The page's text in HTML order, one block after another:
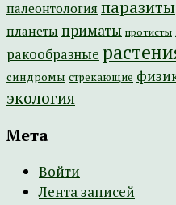
палеонтология паразиты
планеты приматы протисты
ракообразные
синдромы стрекающие
экология
Мета
Войти
Лента записей